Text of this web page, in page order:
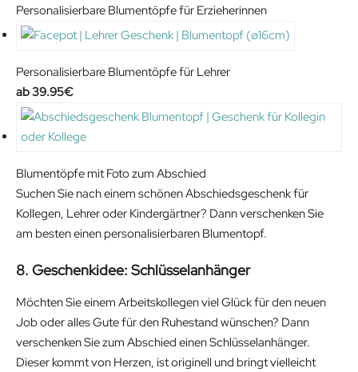
Personalisierbare Blumentöpfe für Erzieherinnen
Personalisierbare Blumentöpfe für Lehrer
39.95€
Blumentöpfe mit Foto zum Abschied
Suchen Sie nach einem schönen Abschiedsgeschenk für
Kollegen, Lehrer oder Kindergärtner? Dann verschenken Sie
am besten einen personalisierbaren Blumentopf.
8. Geschenkidee: Schlüsselanhänger
Möchten Sie einem Arbeitskollegen viel Glück für den neuen
Job oder alles Gute für den Ruhestand wünschen? Dann
verschenken Sie zum Abschied einen Schlüsselanhänger.
Dieser kommt von Herzen, ist originell und bringt vielleicht